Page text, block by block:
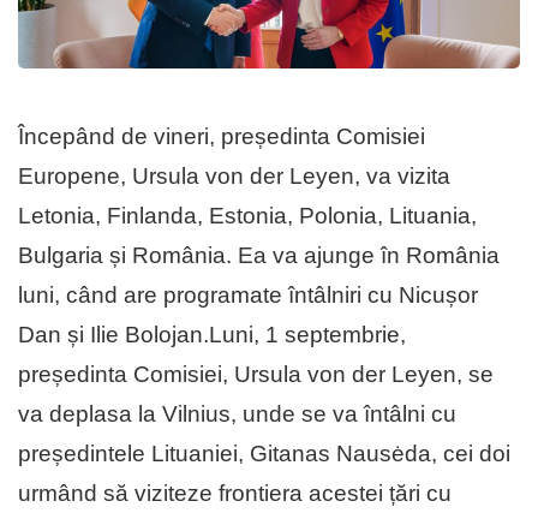
Începând de vineri, președinta Comisiei
Europene, Ursula von der Leyen, va vizita
Letonia, Finlanda, Estonia, Polonia, Lituania,
Bulgaria și România. Ea va ajunge în România
luni, când are programate întâlniri cu Nicușor
Dan și Ilie Bolojan.Luni, 1 septembrie,
președinta Comisiei, Ursula von der Leyen, se
va deplasa la Vilnius, unde se va întâlni cu
președintele Lituaniei, Gitanas Nausėda, cei doi
urmând să viziteze frontiera acestei țări cu